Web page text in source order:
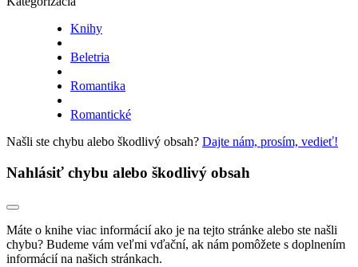
Knihy
Beletria
Romantika
Romantické
Našli ste chybu alebo škodlivý obsah? Dajte nám, prosím, vedieť!
Nahlásiť chybu alebo škodlivý obsah
Máte o knihe viac informácií ako je na tejto stránke alebo ste našli
chybu? Budeme vám veľmi vďační, ak nám pomôžete s doplnením
informácií na našich stránkach.